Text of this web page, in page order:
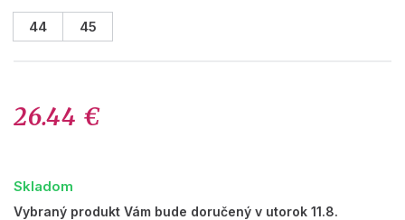
44 45
26.44 €
Skladom
Vybraný produkt Vám bude doručený v utorok 11.8.